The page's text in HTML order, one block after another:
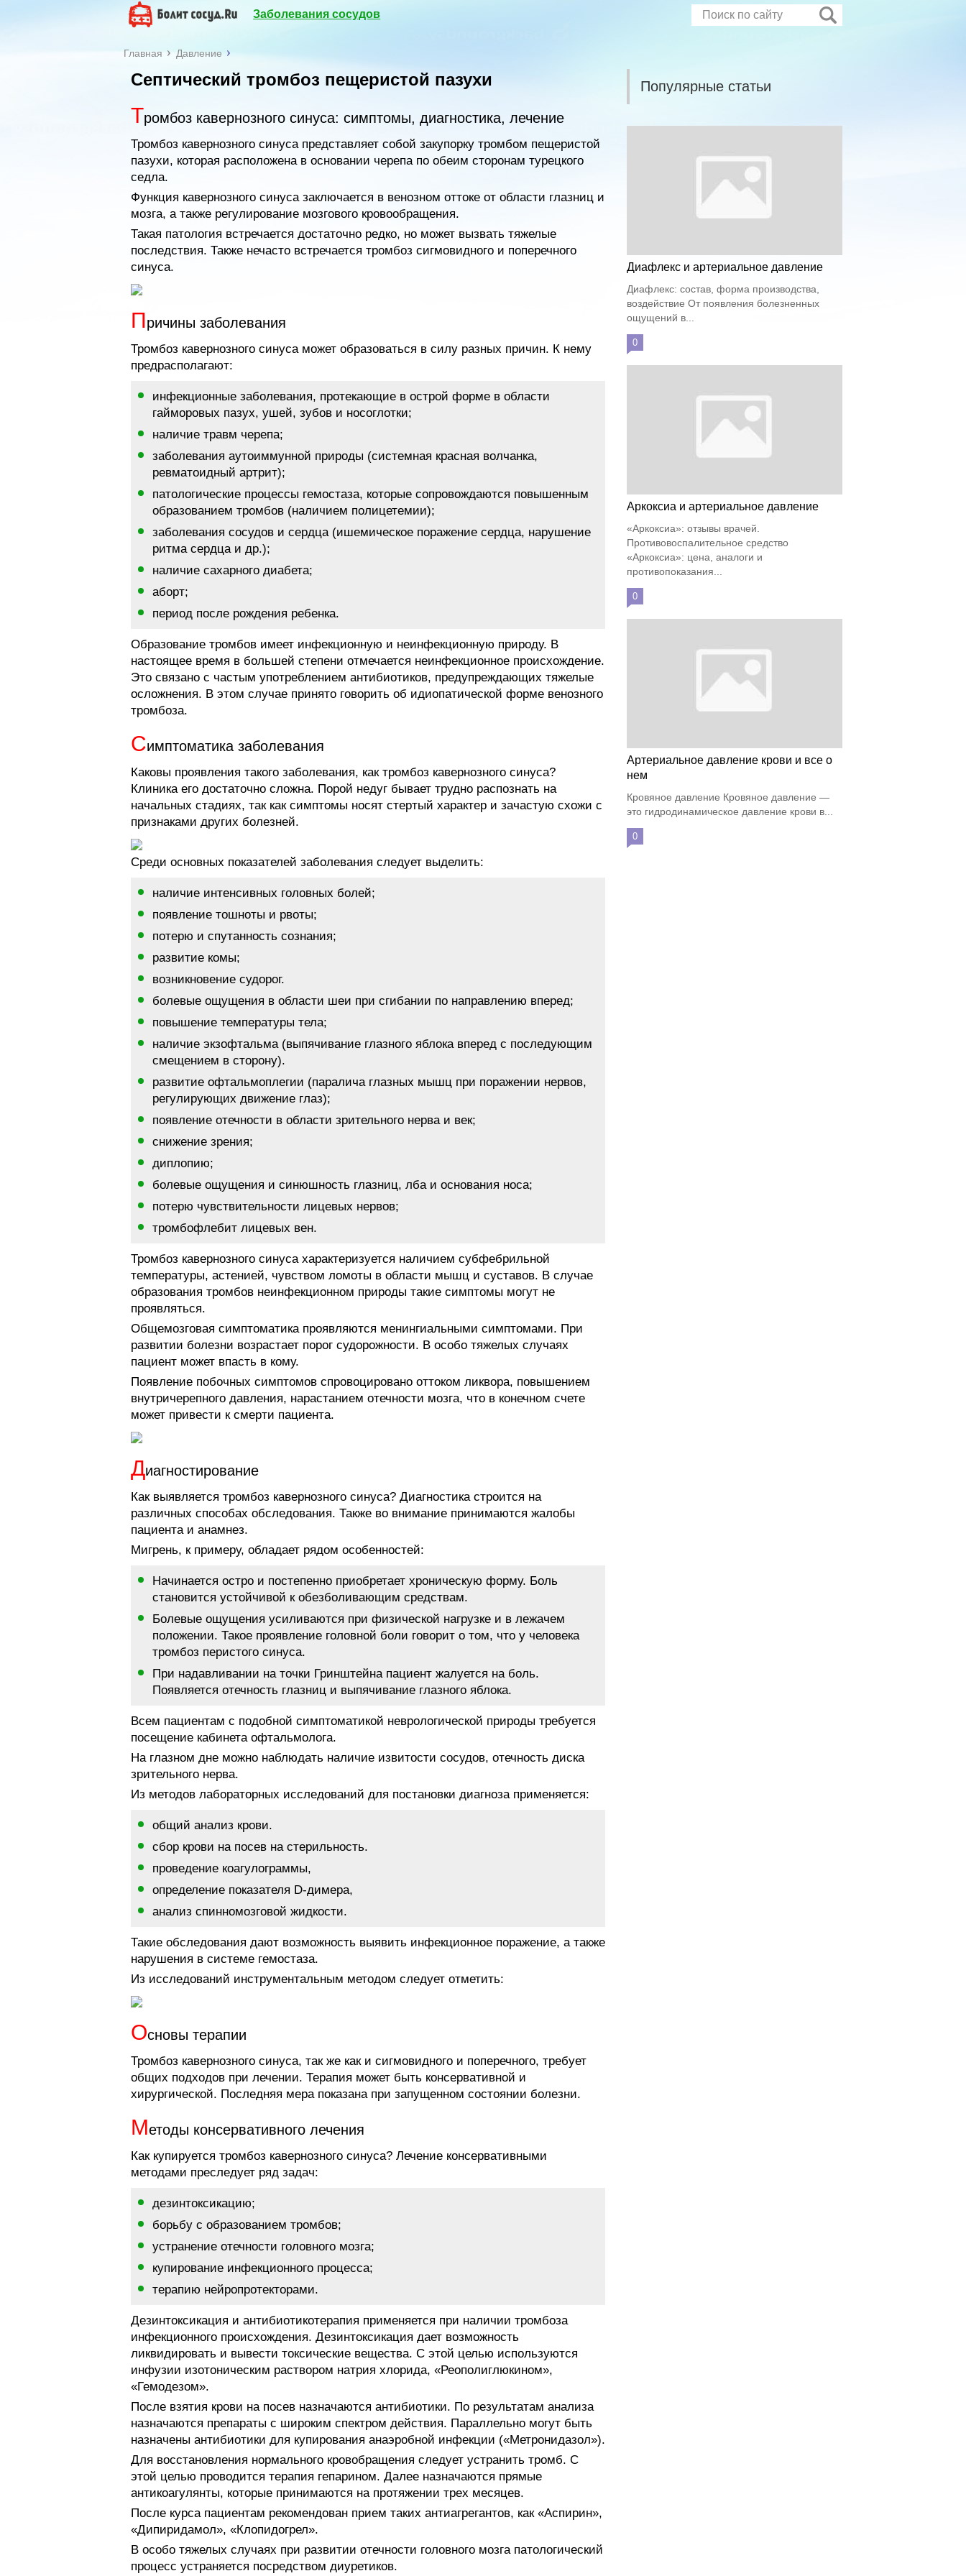
Заболевания сосудов
Главная Давление
Септический тромбоз пещеристой пазухи
Тромбоз кавернозного синуса: симптомы, диагностика, лечение
Тромбоз кавернозного синуса представляет собой закупорку тромбом пещеристой
пазухи, которая расположена в основании черепа по обеим сторонам турецкого
седла.
Функция кавернозного синуса заключается в венозном оттоке от области глазниц и
мозга, а также регулирование мозгового кровообращения.
Такая патология встречается достаточно редко, но может вызвать тяжелые
последствия. Также нечасто встречается тромбоз сигмовидного и поперечного
синуса.
Причины заболевания
Тромбоз кавернозного синуса может образоваться в силу разных причин. К нему
предрасполагают:
инфекционные заболевания, протекающие в острой форме в области
гайморовых пазух, ушей, зубов и носоглотки;
наличие травм черепа;
заболевания аутоиммунной природы (системная красная волчанка,
ревматоидный артрит);
патологические процессы гемостаза, которые сопровождаются повышенным
образованием тромбов (наличием полицетемии);
заболевания сосудов и сердца (ишемическое поражение сердца, нарушение
ритма сердца и др.);
наличие сахарного диабета;
аборт;
период после рождения ребенка.
Образование тромбов имеет инфекционную и неинфекционную природу. В
настоящее время в большей степени отмечается неинфекционное происхождение.
Это связано с частым употреблением антибиотиков, предупреждающих тяжелые
осложнения. В этом случае принято говорить об идиопатической форме венозного
тромбоза.
Симптоматика заболевания
Каковы проявления такого заболевания, как тромбоз кавернозного синуса?
Клиника его достаточно сложна. Порой недуг бывает трудно распознать на
начальных стадиях, так как симптомы носят стертый характер и зачастую схожи с
признаками других болезней.
Среди основных показателей заболевания следует выделить:
наличие интенсивных головных болей;
появление тошноты и рвоты;
потерю и спутанность сознания;
развитие комы;
возникновение судорог.
болевые ощущения в области шеи при сгибании по направлению вперед;
повышение температуры тела;
наличие экзофтальма (выпячивание глазного яблока вперед с последующим
смещением в сторону).
развитие офтальмоплегии (паралича глазных мышц при поражении нервов,
регулирующих движение глаз);
появление отечности в области зрительного нерва и век;
снижение зрения;
диплопию;
болевые ощущения и синюшность глазниц, лба и основания носа;
потерю чувствительности лицевых нервов;
тромбофлебит лицевых вен.
Тромбоз кавернозного синуса характеризуется наличием субфебрильной
температуры, астенией, чувством ломоты в области мышц и суставов. В случае
образования тромбов неинфекционном природы такие симптомы могут не
проявляться.
Общемозговая симптоматика проявляются менингиальными симптомами. При
развитии болезни возрастает порог судорожности. В особо тяжелых случаях
пациент может впасть в кому.
Появление побочных симптомов спровоцировано оттоком ликвора, повышением
внутричерепного давления, нарастанием отечности мозга, что в конечном счете
может привести к смерти пациента.
Диагностирование
Как выявляется тромбоз кавернозного синуса? Диагностика строится на
различных способах обследования. Также во внимание принимаются жалобы
пациента и анамнез.
Мигрень, к примеру, обладает рядом особенностей:
Начинается остро и постепенно приобретает хроническую форму. Боль
становится устойчивой к обезболивающим средствам.
Болевые ощущения усиливаются при физической нагрузке и в лежачем
положении. Такое проявление головной боли говорит о том, что у человека
тромбоз перистого синуса.
При надавливании на точки Гринштейна пациент жалуется на боль.
Появляется отечность глазниц и выпячивание глазного яблока.
Всем пациентам с подобной симптоматикой неврологической природы требуется
посещение кабинета офтальмолога.
На глазном дне можно наблюдать наличие извитости сосудов, отечность диска
зрительного нерва.
Из методов лабораторных исследований для постановки диагноза применяется:
общий анализ крови.
сбор крови на посев на стерильность.
проведение коагулограммы,
определение показателя D-димера,
анализ спинномозговой жидкости.
Такие обследования дают возможность выявить инфекционное поражение, а также
нарушения в системе гемостаза.
Из исследований инструментальным методом следует отметить:
Основы терапии
Тромбоз кавернозного синуса, так же как и сигмовидного и поперечного, требует
общих подходов при лечении. Терапия может быть консервативной и
хирургической. Последняя мера показана при запущенном состоянии болезни.
Методы консервативного лечения
Как купируется тромбоз кавернозного синуса? Лечение консервативными
методами преследует ряд задач:
дезинтоксикацию;
борьбу с образованием тромбов;
устранение отечности головного мозга;
купирование инфекционного процесса;
терапию нейропротекторами.
Дезинтоксикация и антибиотикотерапия применяется при наличии тромбоза
инфекционного происхождения. Дезинтоксикация дает возможность
ликвидировать и вывести токсические вещества. С этой целью используются
инфузии изотоническим раствором натрия хлорида, «Реополиглюкином»,
«Гемодезом».
После взятия крови на посев назначаются антибиотики. По результатам анализа
назначаются препараты с широким спектром действия. Параллельно могут быть
назначены антибиотики для купирования анаэробной инфекции («Метронидазол»).
Для восстановления нормального кровобращения следует устранить тромб. С
этой целью проводится терапия гепарином. Далее назначаются прямые
антикоагулянты, которые принимаются на протяжении трех месяцев.
После курса пациентам рекомендован прием таких антиагрегантов, как «Аспирин»,
«Дипиридамол», «Клопидогрел».
В особо тяжелых случаях при развитии отечности головного мозга патологический
процесс устраняется посредством диуретиков.
Популярные статьи
Диафлекс и артериальное давление
Диафлекс: состав, форма производства,
воздействие От появления болезненных
ощущений в...
0
Аркоксиа и артериальное давление
«Аркоксиа»: отзывы врачей.
Противовоспалительное средство
«Аркоксиа»: цена, аналоги и
противопоказания...
0
Артериальное давление крови и все о
нем
Кровяное давление Кровяное давление —
это гидродинамическое давление крови в...
0